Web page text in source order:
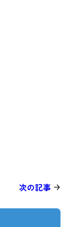
次の記事